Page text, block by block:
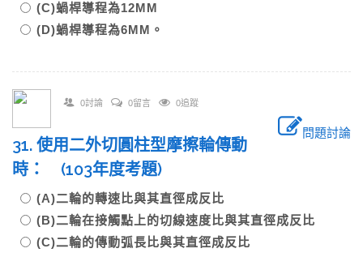
(C)蝸桿導程為12MM
(D)蝸桿導程為6MM。
0討論 0留言 0追蹤
問題討論
31. 使用二外切圓柱型摩擦輪傳動
時： (103年度考題)
(A)二輪的轉速比與其直徑成反比
(B)二輪在接觸點上的切線速度比與其直徑成反比
(C)二輪的傳動弧長比與其直徑成反比